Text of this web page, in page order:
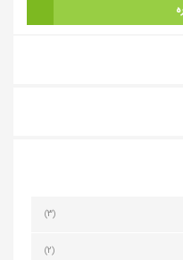
(3)
(2)